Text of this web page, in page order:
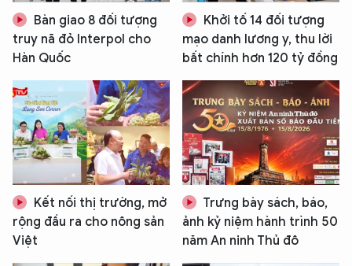
Bàn giao 8 đối tượng
truy nã đỏ Interpol cho
Hàn Quốc
Khởi tố 14 đối tượng
mạo danh lương y, thu lời
bất chính hơn 120 tỷ đồng
Kết nối thị trường, mở
rộng đầu ra cho nông sản
Việt
Trưng bày sách, báo,
ảnh kỷ niệm hành trình 50
năm An ninh Thủ đô